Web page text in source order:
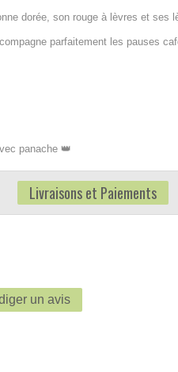
dorée, son rouge à lèvres et
parfaitement les pauses
panache 👑
Livraisons et Paiements
un avis